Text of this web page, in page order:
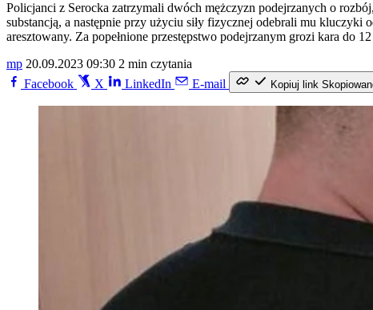
Policjanci z Serocka zatrzymali dwóch mężczyzn podejrzanych o
substancją, a następnie przy użyciu siły fizycznej odebrali mu kluczyki
aresztowany. Za popełnione przestępstwo podejrzanym grozi kara do
mp 20.09.2023 09:30 2 min czytania
Facebook
X LinkedIn E-mail Kopiuj link